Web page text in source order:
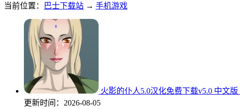
当前位置： 巴士下载站 → 手机游戏
火影的仆人5.0汉化免费下载v5.0 中文版
更新时间： 2026-08-05